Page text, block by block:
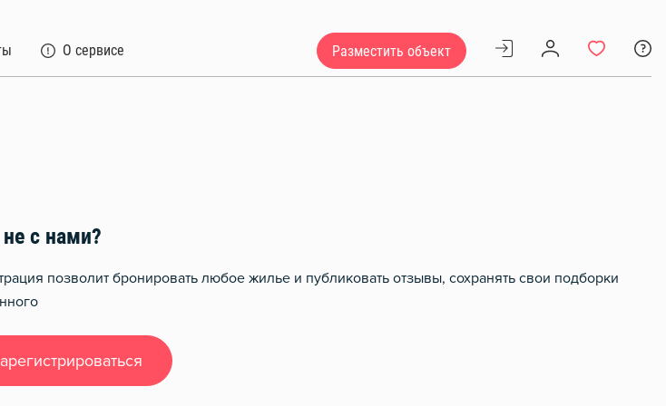
О сервисе Разместить объект
с нами?
позволит бронировать любое жилье и публиковать отзывы, сохранять свои подборки